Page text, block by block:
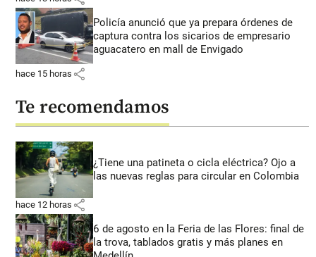
Policía anunció que ya prepara órdenes de
captura contra los sicarios de empresario
aguacatero en mall de Envigado
hace 15 horas share
Te recomendamos
¿Tiene una patineta o cicla eléctrica? Ojo a
las nuevas reglas para circular en Colombia
hace 12 horas share
6 de agosto en la Feria de las Flores: final de
la trova, tablados gratis y más planes en